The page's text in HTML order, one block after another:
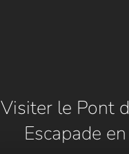
Visiter le Pont
Escapade